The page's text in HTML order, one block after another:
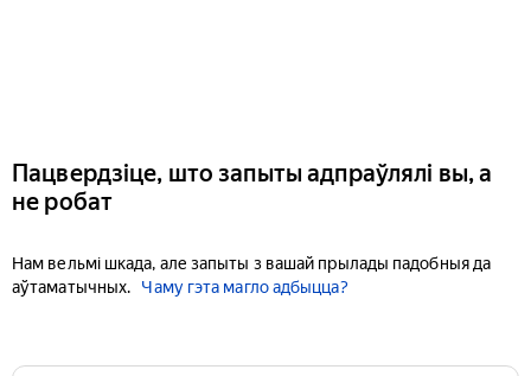
Пацвердзіце, што запыты адпраўлялі вы, а
не робат
Нам вельмі шкада, але запыты з вашай прылады падобныя да
аўтаматычных.
Чаму гэта магло адбыцца?